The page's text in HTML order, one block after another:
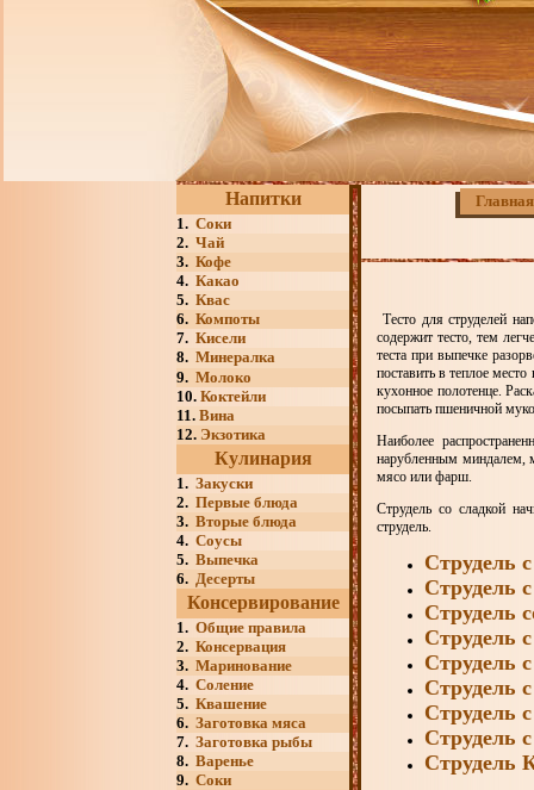
Напитки
1. Соки
2. Чай
3. Кофе
4. Какао
5. Квас
6. Компоты
7. Кисели
8. Минералка
9. Молоко
10. Коктейли
11. Вина
12. Экзотика
Кулинария
1. Закуски
2. Первые блюда
3. Вторые блюда
4. Соусы
5. Выпечка
6. Десерты
Консервирование
1. Общие правила
2. Консервация
3. Маринование
4. Соление
5. Квашение
6. Заготовка мяса
7. Заготовка рыбы
8. Варенье
9. Соки
Главная
Тесто для струделей
содержит тесто, тем
теста при выпечке
поставить в теплое
кухонное полотенце.
посыпать пшеничной
Наиболее
нарубленным миндалем,
мясо или фарш.
Струдель со сладкой
струдель.
Струдель
Струдель
Струдель
Струдель
Струдель
Струдель
Струдель
Струдель
Струдель